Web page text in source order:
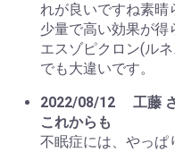
れが良いですね素晴
少量で高い効果が得
エスゾピクロン(ル
でも大違いです。
2022/08/12
工藤
これからも
不眠症には、やっぱ